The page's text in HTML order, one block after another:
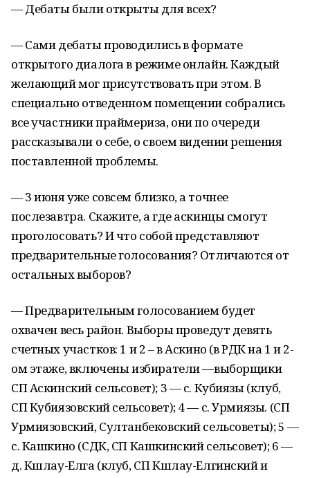
— Дебаты были открыты для всех?
— Сами дебаты проводились в формате
открытого диалога в режиме онлайн. Каждый
желающий мог присутствовать при этом. В
специально отведенном помещении собрались
все участники праймериза, они по очереди
рассказывали о себе, о своем видении решения
поставленной проблемы.
— 3 июня уже совсем близко, а точнее
послезавтра. Скажите, а где аскинцы смогут
проголосовать? И что собой представляют
предварительные голосования? Отличаются от
остальных выборов?
— Предварительным голосованием будет
охвачен весь район. Выборы проведут девять
счетных участков: 1 и 2 – в Аскино (в РДК на 1 и 2-
ом этаже, включены избиратели —выборщики
СП Аскинский сельсовет); 3 — с. Кубиязы (клуб,
СП Кубиязовский сельсовет); 4 — с. Урмиязы. (СП
Урмиязовский, Султанбековский сельсоветы); 5 —
с. Кашкино (СДК, СП Кашкинский сельсовет); 6 —
д. Кшлау-Елга (клуб, СП Кшлау-Елгинский и